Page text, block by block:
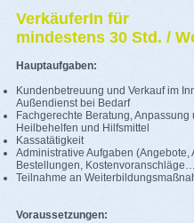
VerkäuferIn für
mindestens 30 Std. /
Hauptaufgaben:
Kundenbetreuung und Verkauf im
Außendienst bei Bedarf
Fachgerechte Beratung, Anpassung
Heilbehelfen und Hilfsmittel
Kassatätigkeit
Administrative Aufgaben (Angebote,
Bestellungen,
Teilnahme an
Voraussetzungen: